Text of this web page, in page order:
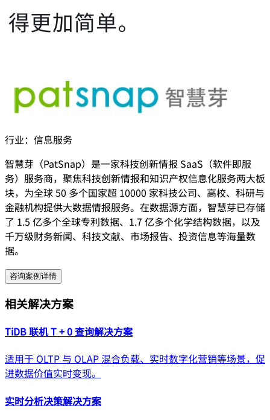
行业： 信息服务
智慧芽（PatSnap）是一家科技创新情报 SaaS（软件即服
务）服务商，聚焦科技创新情报和知识产权信息化服务两大板
块，为全球 50 多个国家超 10000 家科技公司、高校、科研与
金融机构提供大数据情报服务。在数据源方面，智慧芽已存储
了 1.5 亿多个全球专利数据、1.7 亿多个化学结构数据，以及
千万级财务新闻、科技文献、市场报告、投资信息等海量数
据。
咨询案例详情
相关解决方案
TiDB 联机 T + 0 查询解决方案
适用于 OLTP 与 OLAP 混合负载、实时数字化营销等场景，促
进数据价值实时变现。
实时分析决策解决方案